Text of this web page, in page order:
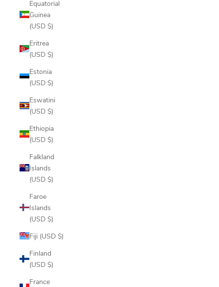
Equatorial
Guinea
(USD $)
Eritrea
(USD $)
Estonia
(USD $)
Eswatini
(USD $)
Ethiopia
(USD $)
Falkland
Islands
(USD $)
Faroe
Islands
(USD $)
Fiji (USD $)
Finland
(USD $)
France